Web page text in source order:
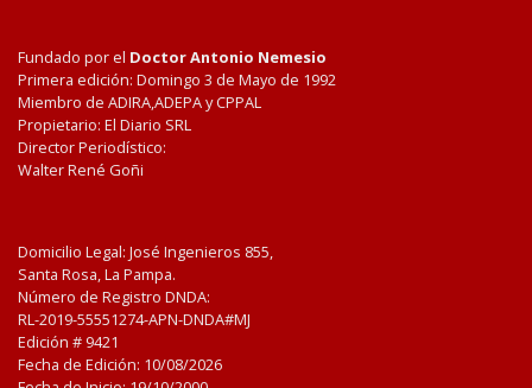
Fundado por el Doctor Antonio Nemesio
Primera edición: Domingo 3 de Mayo de 1992
Miembro de ADIRA,ADEPA y CPPAL
Propietario: El Diario SRL
Director Periodístico:
Walter René Goñi
Domicilio Legal: José Ingenieros 855,
Santa Rosa, La Pampa.
Número de Registro DNDA:
RL-2019-55551274-APN-DNDA#MJ
Edición # 9421
Fecha de Edición: 10/08/2026